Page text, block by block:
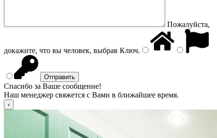
Пожалуйста,
докажите, что вы человек, выбрав Ключ.
Спасибо за Ваше сообщение!
Наш менеджер свяжется с Вами в ближайшее время.